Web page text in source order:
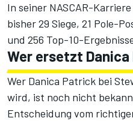
In seiner NASCAR-
bisher 29 Siege, 21 Pole-
und 256 Top-10-
Wer ersetzt
Wer Danica Patrick bei
wird, ist noch nicht
Entscheidung vom